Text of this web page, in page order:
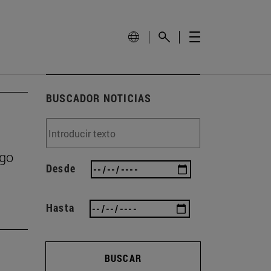
BUSCADOR NOTICIAS
Desde
Hasta
BUSCAR